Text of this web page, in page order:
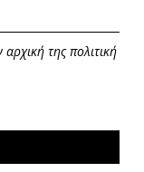
της πολιτική